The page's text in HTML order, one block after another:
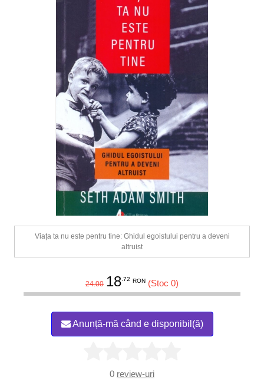
Viața ta nu este pentru tine: Ghidul egoistului pentru a deveni
altruist
24.00 18.72 RON (Stoc 0)
Anunță-mă când e disponibil(ă)
0 review-uri